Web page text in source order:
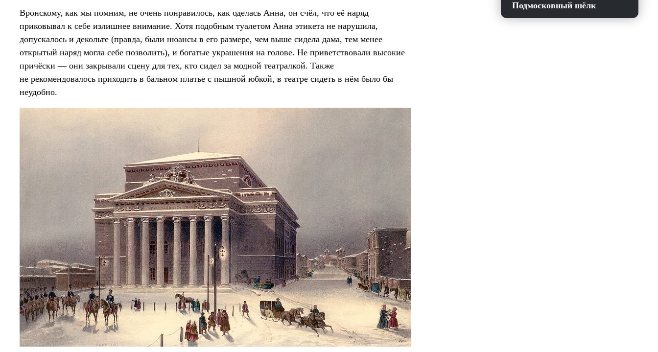
Вронскому, как мы помним, не очень понравилось, как оделась Анна, он счёл, что её наряд
приковывал к себе излишнее внимание. Хотя подобным туалетом Анна этикета не нарушила,
допускалось и декольте (правда, были нюансы в его размере, чем выше сидела дама, тем менее
открытый наряд могла себе позволить), и богатые украшения на голове. Не приветствовали высокие
причёски — они закрывали сцену для тех, кто сидел за модной театралкой. Также
не рекомендовалось приходить в бальном платье с пышной юбкой, в театре сидеть в нём было бы
неудобно.
Подмосковный шёлк